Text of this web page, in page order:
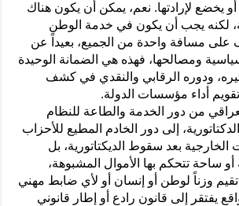
أو يخضع لإرادتها. نعم، يمكن أن يكون هناك
لكنه يجب أن يكون في خدمة الوطن
على مسافة واحدة من الجميع، بعيداً عن
ومصالحها، فهذه هي الضمانة الوحيدة
ودوره الرقابي والنقدي في كشف
أداء مؤسسات الدولة.
من دور الخدمة والطاعة للنظام
إلى دور الخادم المطيع للأحزاب
الخارجية بعد سقوط الديكتاتورية، بل
ساحة تتحكم بها الأموال المشبوهة،
تقيم وزناً لوطن أو إنسان أو لأي ضابط مهني
يفتقر إلى قانون رادع أو إطار قانوني